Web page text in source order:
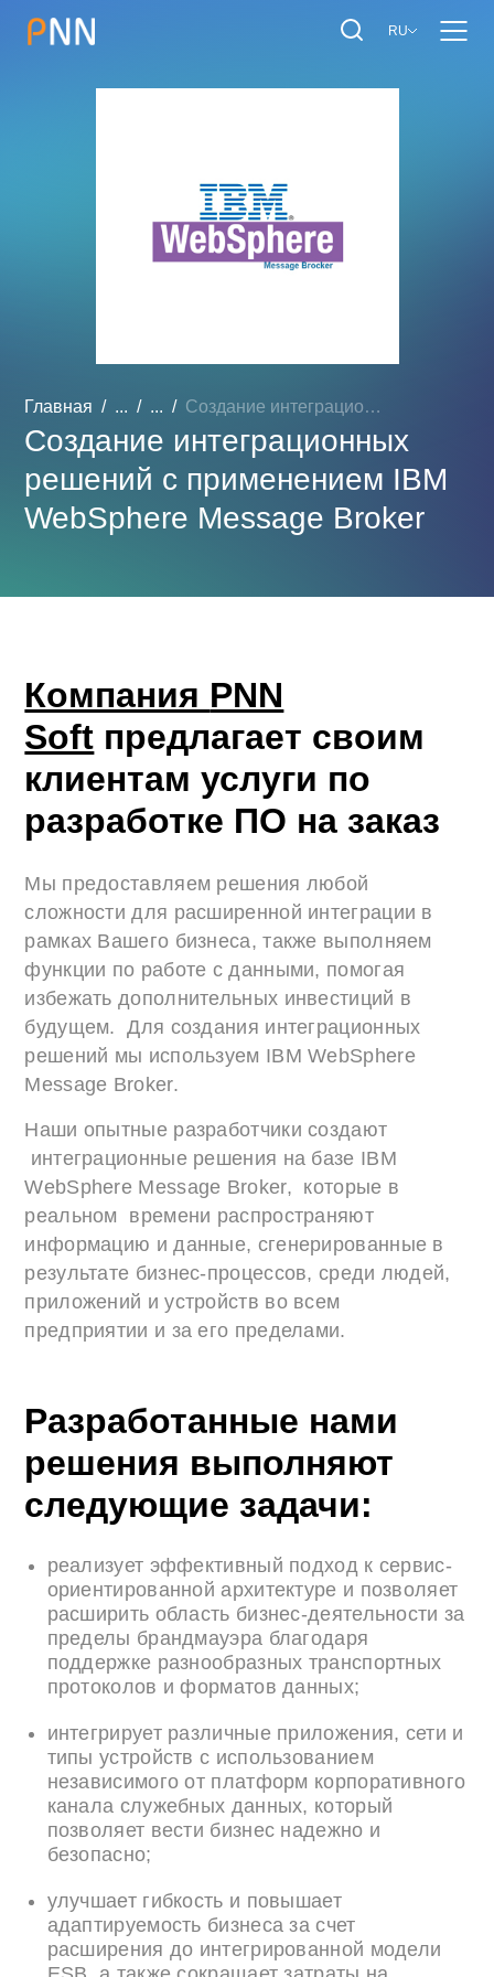
RU
Главная ... ... Создание интеграционных р...
Создание интеграционных
решений с применением IBM
WebSphere Message Broker
Компания PNN
Soft предлагает своим
клиентам услуги по
разработке ПО на заказ
Мы предоставляем решения любой
сложности для расширенной интеграции в
рамках Вашего бизнеса, также выполняем
функции по работе с данными, помогая
избежать дополнительных инвестиций в
будущем. Для создания интеграционных
решений мы используем IBM WebSphere
Message Broker.
Наши опытные разработчики создают
интеграционные решения на базе IBM
WebSphere Message Broker, которые в
реальном времени распространяют
информацию и данные, сгенерированные в
результате бизнес-процессов, среди людей,
приложений и устройств во всем
предприятии и за его пределами.
Разработанные нами
решения выполняют
следующие задачи:
реализует эффективный подход к сервис-
ориентированной архитектуре и позволяет
расширить область бизнес-деятельности за
пределы брандмауэра благодаря
поддержке разнообразных транспортных
протоколов и форматов данных;
интегрирует различные приложения, сети и
типы устройств с использованием
независимого от платформ корпоративного
канала служебных данных, который
позволяет вести бизнес надежно и
безопасно;
улучшает гибкость и повышает
адаптируемость бизнеса за счет
расширения до интегрированной модели